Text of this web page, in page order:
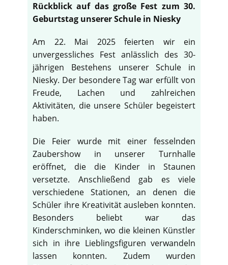
Rückblick auf das große Fest zum 30.
Geburtstag unserer Schule in Niesky
Am 22. Mai 2025 feierten wir ein
unvergessliches Fest anlässlich des 30-
jährigen Bestehens unserer Schule in
Niesky. Der besondere Tag war erfüllt von
Freude, Lachen und zahlreichen
Aktivitäten, die unsere Schüler begeistert
haben.
Die Feier wurde mit einer fesselnden
Zaubershow in unserer Turnhalle
eröffnet, die die Kinder in Staunen
versetzte. Anschließend gab es viele
verschiedene Stationen, an denen die
Schüler ihre Kreativität ausleben konnten.
Besonders beliebt war das
Kinderschminken, wo die kleinen Künstler
sich in ihre Lieblingsfiguren verwandeln
lassen konnten. Zudem wurden